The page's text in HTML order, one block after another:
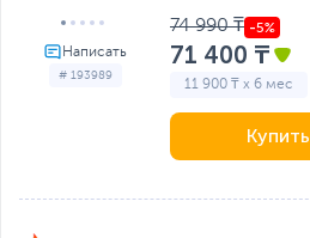
# 193989
74 990 ₸
71 400 ₸
11 900 ₸ x 6 мес
Купить